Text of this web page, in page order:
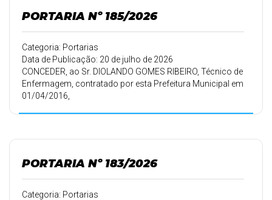
28/02/2025, e 10 (dez) dias pelo período de trabalho de
01/03/2025 a
28/02/2026 partir de 22/06/2026, devendo retornar ao
trabalho em
12/07/2026.
PORTARIA Nº 185/2026
Categoria: Portarias
Data de Publicação: 20 de julho de 2026
CONCEDER, ao Sr. DIOLANDO GOMES RIBEIRO, Técnico de
Enfermagem, contratado por esta Prefeitura Municipal em
01/04/2016,
PORTARIA Nº 183/2026
Categoria: Portarias